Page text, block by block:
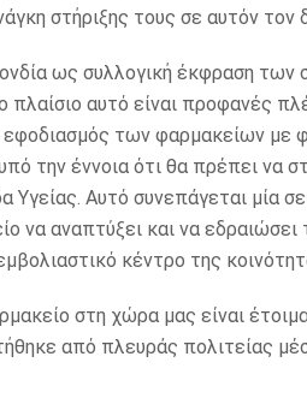
στήριξης τους σε αυτόν τον
ως συλλογική έκφραση των
αυτό είναι προφανές
εφοδιασμός των φαρμακείων με
την έννοια ότι θα πρέπει να
Αυτό συνεπάγεται μία
να αναπτύξει και να
κέντρο της
στη χώρα μας είναι
από πλευράς πολιτείας